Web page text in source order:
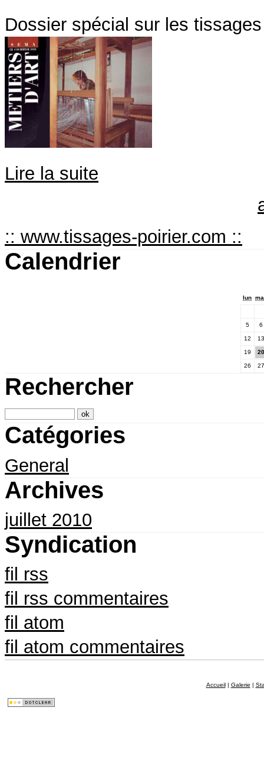
Dossier spécial sur les
Lire la suite
:: www.tissages-poirier.com ::
Calendrier
lun
5 6
12 13
19 20
26 27
Rechercher
Catégories
General
Archives
juillet 2010
Syndication
fil rss
fil rss commentaires
fil atom
fil atom commentaires
Accueil| Galerie |